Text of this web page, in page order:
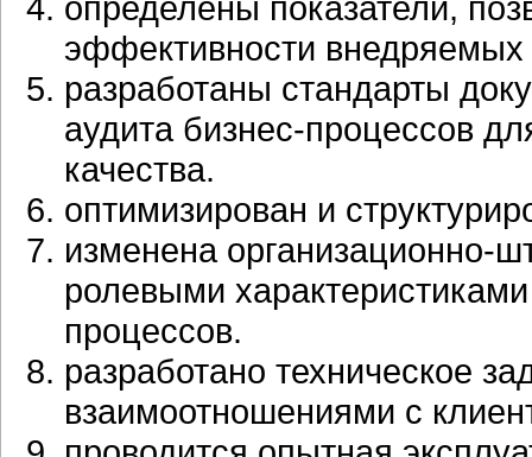
эффективности внедряемых
разработаны стандарты
аудита бизнес-процессов
качества.
оптимизирован и
изменена организационно-
ролевыми
процессов.
разработано техническое
взаимоотношениями с